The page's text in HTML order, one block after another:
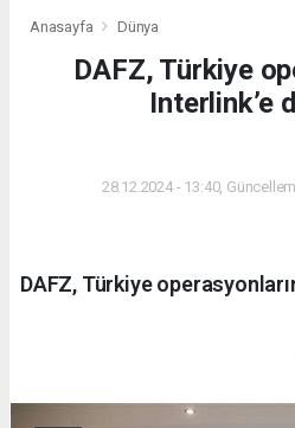
Anasayfa Dünya
DAFZ, Türkiye
Interlink’e
28.12.2024 - 13:40,
DAFZ, Türkiye